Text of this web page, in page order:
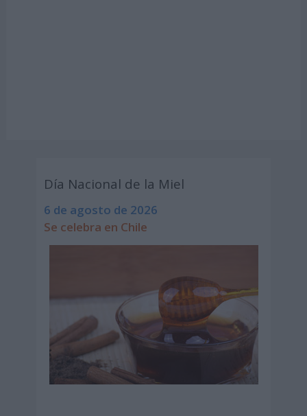
Día Nacional de la Miel
6 de agosto de 2026
Se celebra en Chile